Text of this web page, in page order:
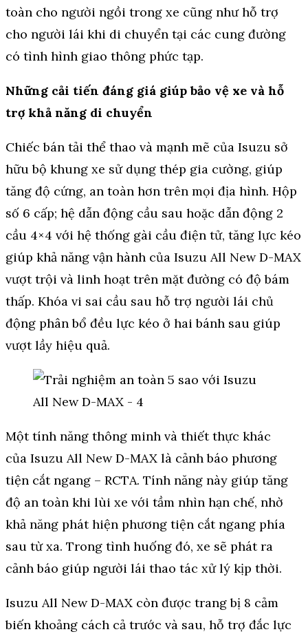
toàn cho người ngồi trong xe cũng như hỗ trợ
cho người lái khi di chuyển tại các cung đường
có tình hình giao thông phức tạp.
Những cải tiến đáng giá giúp bảo vệ xe và hỗ
trợ khả năng di chuyển
Chiếc bán tải thể thao và mạnh mẽ của Isuzu sở
hữu bộ khung xe sử dụng thép gia cường, giúp
tăng độ cứng, an toàn hơn trên mọi địa hình. Hộp
số 6 cấp; hệ dẫn động cầu sau hoặc dẫn động 2
cầu 4×4 với hệ thống gài cầu điện tử, tăng lực kéo
giúp khả năng vận hành của Isuzu All New D-MAX
vượt trội và linh hoạt trên mặt đường có độ bám
thấp. Khóa vi sai cầu sau hỗ trợ người lái chủ
động phân bổ đều lực kéo ở hai bánh sau giúp
vượt lầy hiệu quả.
Một tính năng thông minh và thiết thực khác
của Isuzu All New D-MAX là cảnh báo phương
tiện cắt ngang – RCTA. Tính năng này giúp tăng
độ an toàn khi lùi xe với tầm nhìn hạn chế, nhờ
khả năng phát hiện phương tiện cắt ngang phía
sau từ xa. Trong tình huống đó, xe sẽ phát ra
cảnh báo giúp người lái thao tác xử lý kịp thời.
Isuzu All New D-MAX còn được trang bị 8 cảm
biến khoảng cách cả trước và sau, hỗ trợ đắc lực